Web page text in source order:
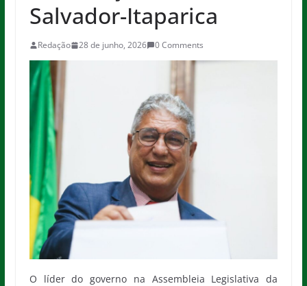
Salvador-Itaparica
Redação 28 de junho, 2026 0 Comments
O líder do governo na Assembleia Legislativa da